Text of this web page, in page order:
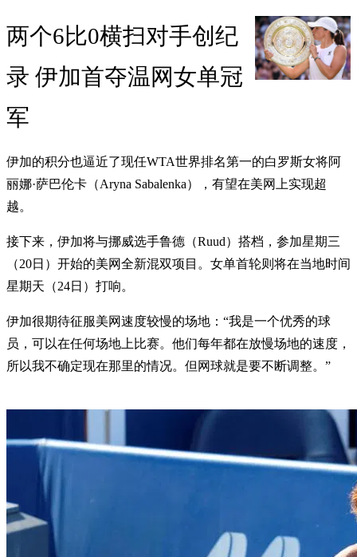
两个6比0横扫对手创纪
录 伊加首夺温网女单冠
军
伊加的积分也逼近了现任WTA世界排名第一的白罗斯女将阿
丽娜·萨巴伦卡（Aryna Sabalenka），有望在美网上实现超
越。
接下来，伊加将与挪威选手鲁德（Ruud）搭档，参加星期三
（20日）开始的美网全新混双项目。女单首轮则将在当地时间
星期天（24日）打响。
伊加很期待征服美网速度较慢的场地：“我是一个优秀的球
员，可以在任何场地上比赛。他们每年都在放慢场地的速度，
所以我不确定现在那里的情况。但网球就是要不断调整。”